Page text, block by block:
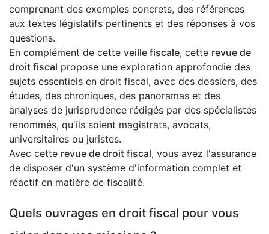
comprenant des exemples concrets, des références
aux textes législatifs pertinents et des réponses à vos
questions.
En complément de cette veille fiscale, cette revue de
droit fiscal propose une exploration approfondie des
sujets essentiels en droit fiscal, avec des dossiers, des
études, des chroniques, des panoramas et des
analyses de jurisprudence rédigés par des spécialistes
renommés, qu'ils soient magistrats, avocats,
universitaires ou juristes.
Avec cette revue de droit fiscal, vous avez l'assurance
de disposer d'un système d'information complet et
réactif en matière de fiscalité.
Quels ouvrages en droit fiscal pour vous